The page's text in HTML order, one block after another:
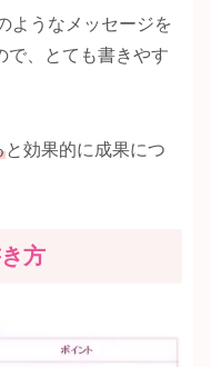
ようなメッセージを
で、とても書きやす
と効果的に成果につ
方